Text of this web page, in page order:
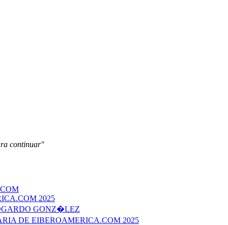
continuar"
2025
GONZ�LEZ
DE EIBEROAMERICA.COM 2025